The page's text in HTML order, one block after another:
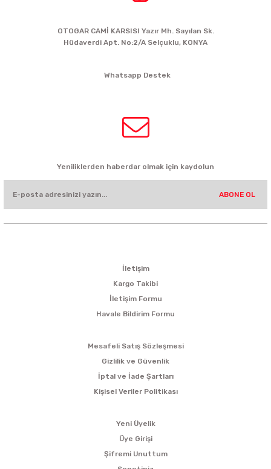
OTOGAR CAMİ KARSISI Yazır Mh. Sayılan Sk.
Hüdaverdi Apt. No:2/A Selçuklu, KONYA
Whatsapp Destek
Yeniliklerden haberdar olmak için kaydolun
ABONE OL
İletişim
Kargo Takibi
İletişim Formu
Havale Bildirim Formu
Mesafeli Satış Sözleşmesi
Gizlilik ve Güvenlik
İptal ve İade Şartları
Kişisel Veriler Politikası
Yeni Üyelik
Üye Girişi
Şifremi Unuttum